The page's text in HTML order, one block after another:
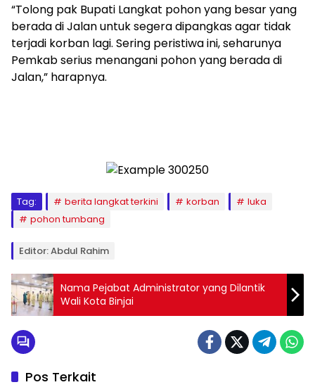
“Tolong pak Bupati Langkat pohon yang besar yang
berada di Jalan untuk segera dipangkas agar tidak
terjadi korban lagi. Sering peristiwa ini, seharunya
Pemkab serius menangani pohon yang berada di
Jalan,” harapnya.
Tag: berita langkat terkini korban
luka
pohon tumbang
Editor: Abdul Rahim
Nama Pejabat Administrator yang Dilantik
Wali Kota Binjai
Pos Terkait